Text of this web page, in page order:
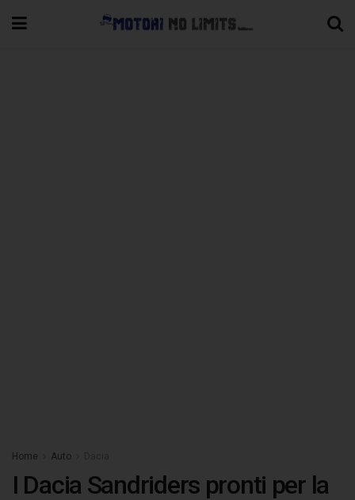
Home Auto
I Dacia Sandriders pronti per la